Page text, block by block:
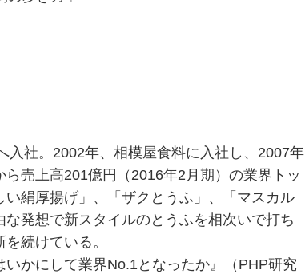
入社。2002年、相模屋食料に入社し、2007年
売上高201億円（2016年2月期）の業界トッ
絹厚揚げ」、「ザクとうふ」、「マスカル
発想で新スタイルのとうふを相次いで打ち
続けている。
かにして業界No.1となったか』（PHP研究